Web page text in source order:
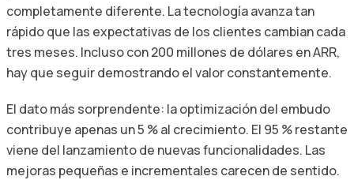
completamente diferente. La tecnología avanza tan
rápido que las expectativas de los clientes cambian cada
tres meses. Incluso con 200 millones de dólares en ARR,
hay que seguir demostrando el valor constantemente.
El dato más sorprendente: la optimización del embudo
contribuye apenas un 5 % al crecimiento. El 95 % restante
viene del lanzamiento de nuevas funcionalidades. Las
mejoras pequeñas e incrementales carecen de sentido.